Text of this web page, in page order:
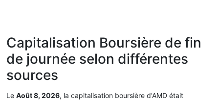
Capitalisation Boursière de fin
de journée selon différentes
sources
Le Août 8, 2026, la capitalisation boursière d'AMD était